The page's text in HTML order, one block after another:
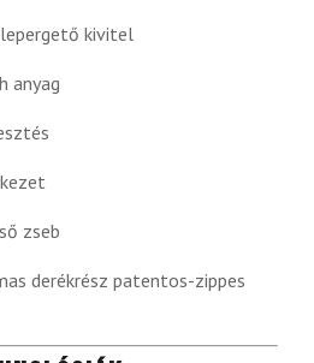
kivitel
anyag
zseb
derékrész patentos-zippes